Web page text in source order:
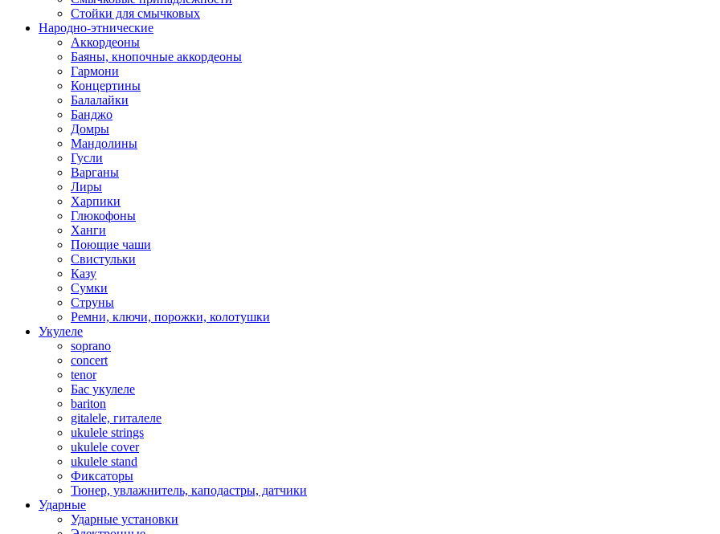
Стойки для смычковых
Народно-этнические
Аккордеоны
Баяны, кнопочные аккордеоны
Гармони
Концертины
Балалайки
Банджо
Домры
Мандолины
Гусли
Варганы
Лиры
Харпики
Глюкофоны
Ханги
Поющие чаши
Свистульки
Казу
Сумки
Струны
Ремни, ключи, порожки, колотушки
Укулеле
soprano
concert
tenor
Бас укулеле
bariton
gitalele, гиталеле
ukulele strings
ukulele cover
ukulele stand
Фиксаторы
Тюнер, увлажнитель, каподастры, датчики
Ударные
Ударные установки